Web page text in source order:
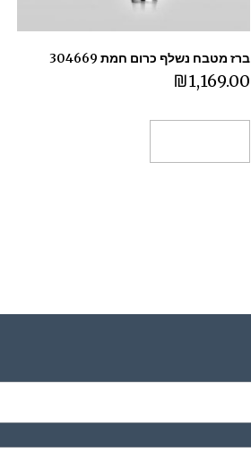
ברז מטבח נשלף כרום חמת 304669
₪1,169.00